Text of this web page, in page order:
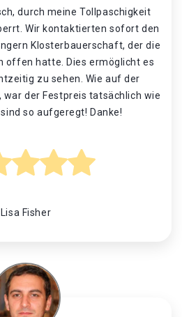
durch meine Tollpaschigkeit
Wir kontaktierten sofort den
Klosterbauerschaft, der die
offen hatte. Dies ermöglicht es
zu sehen. Wie auf der
war der Festpreis tatsächlich wie
so aufgeregt! Danke!
Lisa Fisher